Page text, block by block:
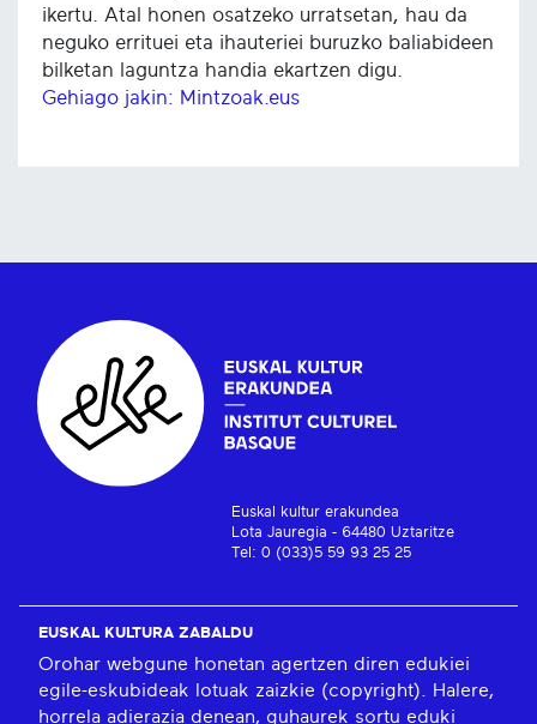
ikertu. Atal honen osatzeko urratsetan, hau da
neguko errituei eta ihauteriei buruzko baliabideen
bilketan laguntza handia ekartzen digu.
Gehiago jakin: Mintzoak.eus
Euskal kultur erakundea
Lota Jauregia - 64480 Uztaritze
Tel: 0 (033)5 59 93 25 25
EUSKAL KULTURA ZABALDU
Orohar webgune honetan agertzen diren edukiei
egile-eskubideak lotuak zaizkie (copyright). Halere,
horrela adierazia denean, guhaurek sortu eduki